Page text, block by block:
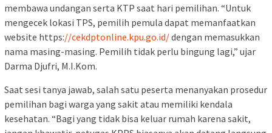
membawa undangan serta KTP saat hari pemilihan. “Untuk
mengecek lokasi TPS, pemilih pemula dapat memanfaatkan
website https://cekdptonline.kpu.go.id/dengan memasukkan
nama masing-masing. Pemilih tidak perlu bingung lagi,” ujar
Darma Djufri, M.I.Kom.
Saat sesi tanya jawab, salah satu peserta menanyakan prosedur
pemilihan bagi warga yang sakit atau memiliki kendala
kesehatan. “Bagi yang tidak bisa keluar rumah karena sakit,